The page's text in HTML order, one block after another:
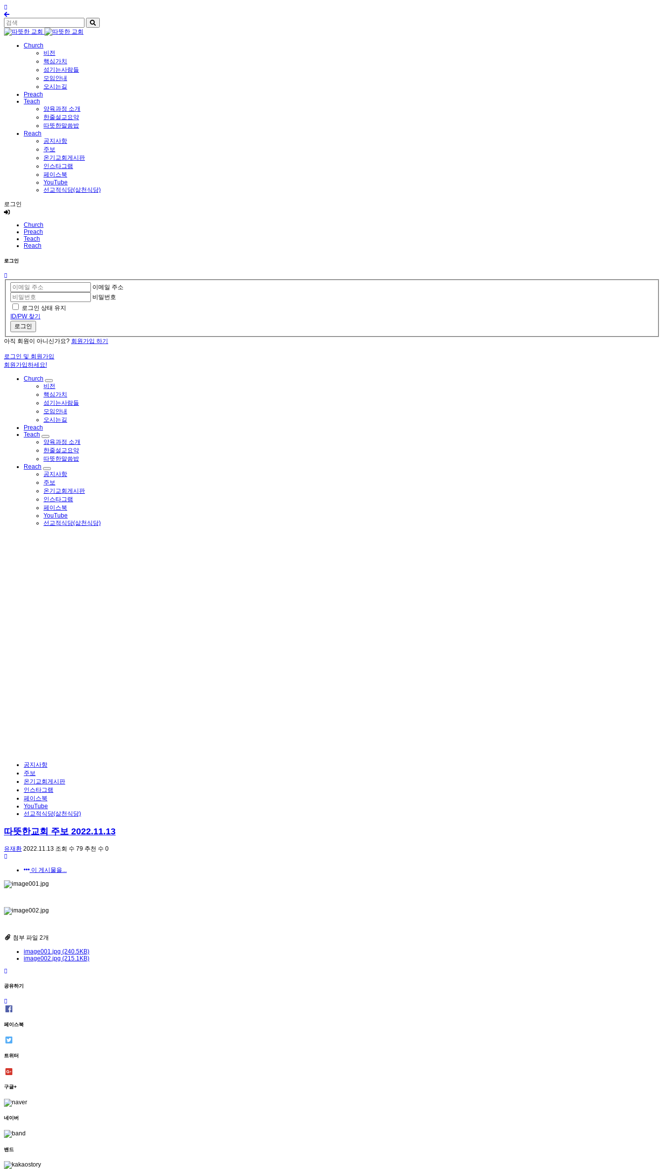
Church
비전
핵심가치
섬기는사람들
모임안내
오시는길
Preach
Teach
양육과정 소개
한줄설교요약
따뜻한말씀밥
Reach
공지사항
주보
온기교회게시판
인스타그램
페이스북
YouTube
선교적식당(삶천식당)
로그인
Church
Preach
Teach
Reach
로그인
이메일 주소
비밀번호
로그인 상태 유지
ID/PW 찾기
로그인
아직 회원이 아니신가요? 회원가입 하기
로그인 및 회원가입
회원가입하세요!
Church
비전
핵심가치
섬기는사람들
모임안내
오시는길
Preach
Teach
양육과정 소개
한줄설교요약
따뜻한말씀밥
Reach
공지사항
주보
온기교회게시판
인스타그램
페이스북
YouTube
선교적식당(삶천식당)
공지사항
주보
온기교회게시판
인스타그램
페이스북
YouTube
선교적식당(삶천식당)
따뜻한교회 주보 2022.11.13
유재환 2022.11.13 조회 수 79 추천 수 0
이 게시물을...
첨부 파일 2개
image001.jpg (240.5KB)
image002.jpg (215.1KB)
공유하기
페이스북
트위터
구글+
네이버
밴드